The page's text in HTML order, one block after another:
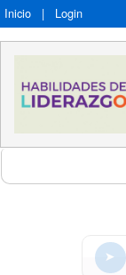
Inicio | Login